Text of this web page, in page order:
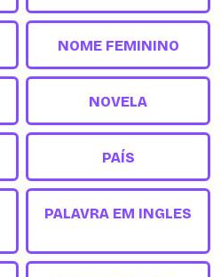
NOME FEMININO
NOVELA
PAÍS
PALAVRA EM INGLES